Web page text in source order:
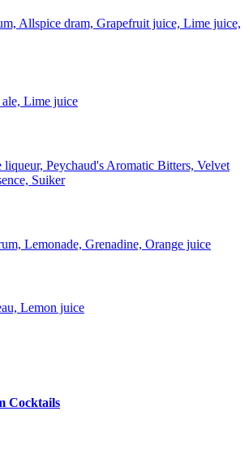
Allspice dram, Grapefruit juice, Lime juice,
Lime juice
Peychaud's Aromatic Bitters, Velvet
Suiker
Lemonade, Grenadine, Orange juice
Lemon juice
Cocktails